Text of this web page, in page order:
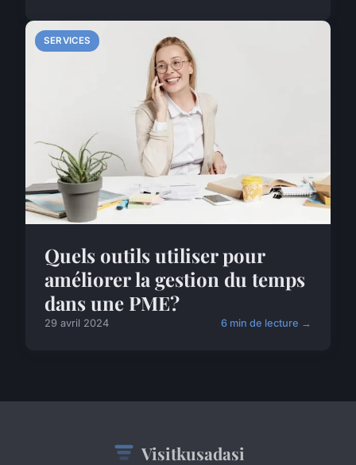
SERVICES
Quels outils utiliser pour
améliorer la gestion du temps
dans une PME?
29 avril 2024 6 min de lecture →
Visitkusadasi